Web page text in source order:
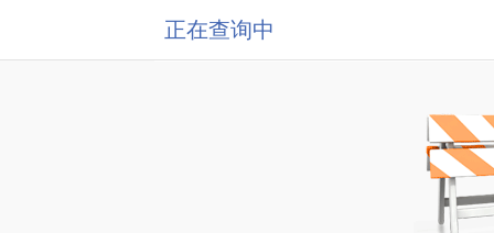
正在查询中